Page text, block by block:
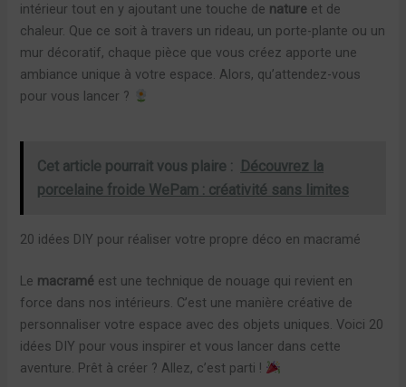
intérieur tout en y ajoutant une touche de nature et de
chaleur. Que ce soit à travers un rideau, un porte-plante ou un
mur décoratif, chaque pièce que vous créez apporte une
ambiance unique à votre espace. Alors, qu’attendez-vous
pour vous lancer ?
Cet article pourrait vous plaire :
Découvrez la
porcelaine froide WePam : créativité sans limites
20 idées DIY pour réaliser votre propre déco en macramé
Le macramé est une technique de nouage qui revient en
force dans nos intérieurs. C’est une manière créative de
personnaliser votre espace avec des objets uniques. Voici 20
idées DIY pour vous inspirer et vous lancer dans cette
aventure. Prêt à créer ? Allez, c’est parti !